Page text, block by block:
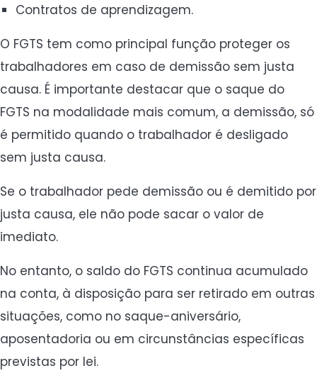
Contratos de aprendizagem.
O FGTS tem como principal função proteger os
trabalhadores em caso de demissão sem justa
causa. É importante destacar que o saque do
FGTS na modalidade mais comum, a demissão, só
é permitido quando o trabalhador é desligado
sem justa causa.
Se o trabalhador pede demissão ou é demitido por
justa causa, ele não pode sacar o valor de
imediato.
No entanto, o saldo do FGTS continua acumulado
na conta, à disposição para ser retirado em outras
situações, como no saque-aniversário,
aposentadoria ou em circunstâncias específicas
previstas por lei.